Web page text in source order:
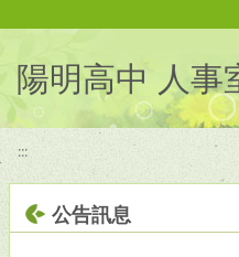
陽明高中 人事
:::
公告訊息